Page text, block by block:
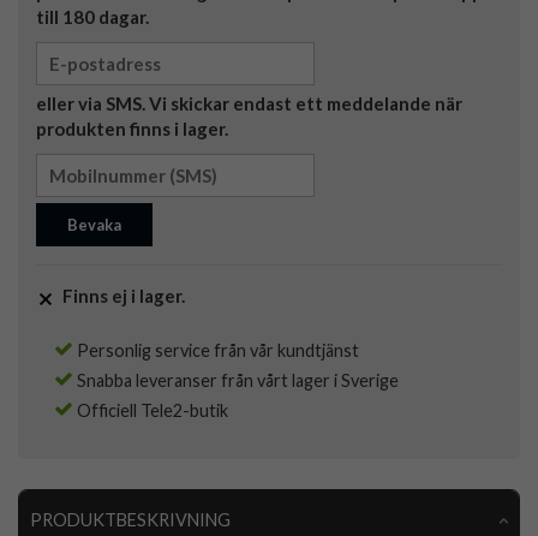
till 180 dagar.
eller via SMS. Vi skickar endast ett meddelande när
produkten finns i lager.
Bevaka
Finns ej i lager.
Personlig service från vår kundtjänst
Snabba leveranser från vårt lager i Sverige
Officiell Tele2-butik
PRODUKTBESKRIVNING